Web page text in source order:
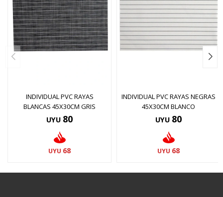
INDIVIDUAL PVC RAYAS
BLANCAS 45X30CM GRIS
UYU 80
UYU 68
INDIVIDUAL PVC RAYAS NEGRAS
45X30CM BLANCO
UYU 80
UYU 68